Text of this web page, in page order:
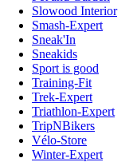
Slowood Interior
Smash-Expert
Sneak'In
Sneakids
Sport is good
Training-Fit
Trek-Expert
Triathlon-Expert
TripNBikers
Vélo-Store
Winter-Expert